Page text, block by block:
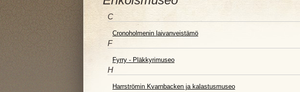
C
Cronoholmenin laivanveistämö
F
Fyrry - Pläkkyrimuseo
H
Harrströmin Kvarnbacken ja kalastusmuseo